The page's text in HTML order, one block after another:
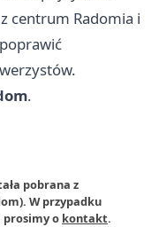
centrum Radomia i
.
pobrana z
W przypadku
prosimy o kontakt.